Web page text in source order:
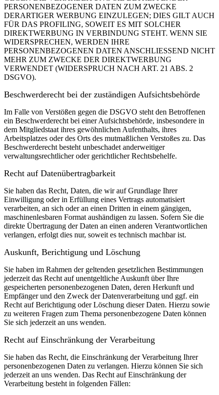
PERSONENBEZOGENER DATEN ZUM ZWECKE
DERARTIGER WERBUNG EINZULEGEN; DIES GILT AUCH
FÜR DAS PROFILING, SOWEIT ES MIT SOLCHER
DIREKTWERBUNG IN VERBINDUNG STEHT. WENN SIE
WIDERSPRECHEN, WERDEN IHRE
PERSONENBEZOGENEN DATEN ANSCHLIESSEND NICHT
MEHR ZUM ZWECKE DER DIREKTWERBUNG
VERWENDET (WIDERSPRUCH NACH ART. 21 ABS. 2
DSGVO).
Beschwerde­recht bei der zuständigen Aufsichts­behörde
Im Falle von Verstößen gegen die DSGVO steht den Betroffenen
ein Beschwerderecht bei einer Aufsichtsbehörde, insbesondere in
dem Mitgliedstaat ihres gewöhnlichen Aufenthalts, ihres
Arbeitsplatzes oder des Orts des mutmaßlichen Verstoßes zu. Das
Beschwerderecht besteht unbeschadet anderweitiger
verwaltungsrechtlicher oder gerichtlicher Rechtsbehelfe.
Recht auf Daten­übertrag­barkeit
Sie haben das Recht, Daten, die wir auf Grundlage Ihrer
Einwilligung oder in Erfüllung eines Vertrags automatisiert
verarbeiten, an sich oder an einen Dritten in einem gängigen,
maschinenlesbaren Format aushändigen zu lassen. Sofern Sie die
direkte Übertragung der Daten an einen anderen Verantwortlichen
verlangen, erfolgt dies nur, soweit es technisch machbar ist.
Auskunft, Berichtigung und Löschung
Sie haben im Rahmen der geltenden gesetzlichen Bestimmungen
jederzeit das Recht auf unentgeltliche Auskunft über Ihre
gespeicherten personenbezogenen Daten, deren Herkunft und
Empfänger und den Zweck der Datenverarbeitung und ggf. ein
Recht auf Berichtigung oder Löschung dieser Daten. Hierzu sowie
zu weiteren Fragen zum Thema personenbezogene Daten können
Sie sich jederzeit an uns wenden.
Recht auf Einschränkung der Verarbeitung
Sie haben das Recht, die Einschränkung der Verarbeitung Ihrer
personenbezogenen Daten zu verlangen. Hierzu können Sie sich
jederzeit an uns wenden. Das Recht auf Einschränkung der
Verarbeitung besteht in folgenden Fällen: